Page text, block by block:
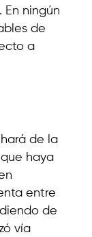
ningún
de
a
de la
haya
entre
de
vía